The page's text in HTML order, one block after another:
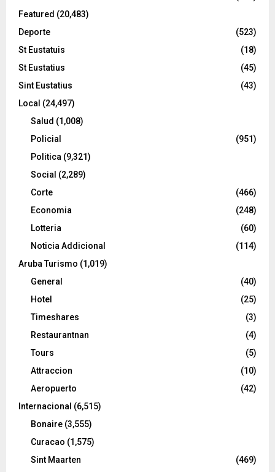
Featured (20,483)
Deporte
(523)
St Eustatuis
(18)
St Eustatius
(45)
Sint Eustatius
(43)
Local (24,497)
Salud (1,008)
Policial
(951)
Politica (9,321)
Social (2,289)
Corte
(466)
Economia
(248)
Lotteria
(60)
Noticia Addicional
(114)
Aruba Turismo (1,019)
General
(40)
Hotel
(25)
Timeshares
(3)
Restaurantnan
(4)
Tours
(5)
Attraccion
(10)
Aeropuerto
(42)
Internacional (6,515)
Bonaire (3,555)
Curacao (1,575)
Sint Maarten
(469)